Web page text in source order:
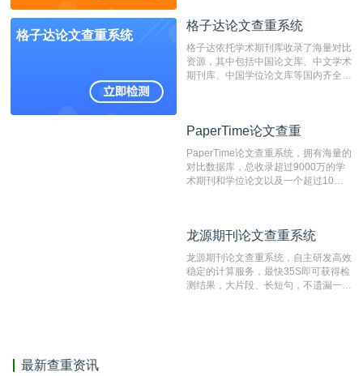
编辑部检测来稿和已发表的文献,检测
测时注意填写第一作者,才能排除已发
表文献复制比。（限制字符数1万）
格子达论文查重系统
格子达论文查重系统
格子达依托学术期刊库收录了海量对比
资源，其中包括中国论文库、中文学术
期刊库、中国学位论文库等国内齐全的
系统，可检测中文、英文两种语言的论
PaperTime论文查重
PaperTime论文查重系统，拥有海量的
对比数据库，总收录超过9000万的学
术期刊和学位论文以及一个超过10亿
对，利用指纹索引快速而精准地在云检
有相似的片段，该项技术检测速度快、
准确率高，市场反映良好。
龙源期刊论文查重系统
龙源期刊论文查重系统，自主研发高效
稳定的计算服务，最快35S即可获得检
测结果，大片段、长短句，不遗漏一处
最新查重资讯